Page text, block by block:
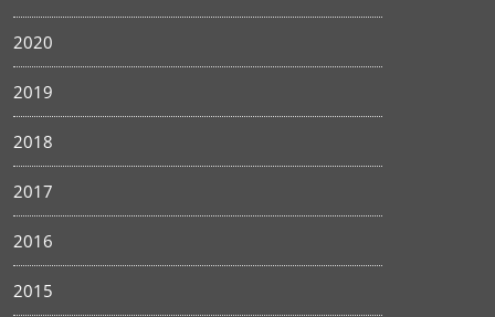
2020
2019
2018
2017
2016
2015